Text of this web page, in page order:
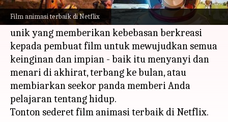
Film animasi terbaik di Netflix
menonton konten animasi.
Ini adalah salah satu media paling langka dan
unik yang memberikan kebebasan berkreasi
kepada pembuat film untuk mewujudkan semua
keinginan dan impian - baik itu menyanyi dan
menari di akhirat, terbang ke bulan, atau
membiarkan seekor panda memberi Anda
pelajaran tentang hidup.